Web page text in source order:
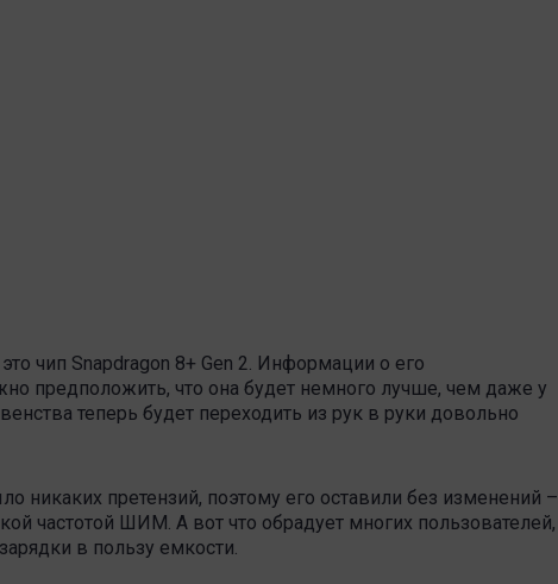
чип Snapdragon 8+ Gen 2. Информации о его
предположить, что она будет немного лучше, чем даже у
теперь будет переходить из рук в руки довольно
никаких претензий, поэтому его оставили без изменений –
частотой ШИМ. А вот что обрадует многих пользователей,
в пользу емкости.